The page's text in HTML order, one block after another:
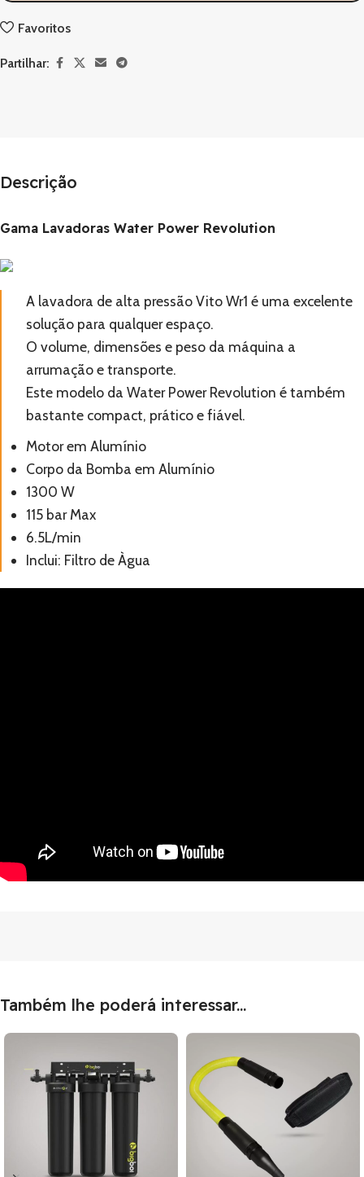
Favoritos
Partilhar:
Descrição
Gama Lavadoras Water Power Revolution
A lavadora de alta pressão Vito Wr1 é uma excelente
solução para qualquer espaço.
O volume, dimensões e peso da máquina a
arrumação e transporte.
Este modelo da Water Power Revolution é também
bastante compact, prático e fiável.
Motor em Alumínio
Corpo da Bomba em Alumínio
1300 W
115 bar Max
6.5L/min
Inclui: Filtro de Àgua
Também lhe poderá interessar...